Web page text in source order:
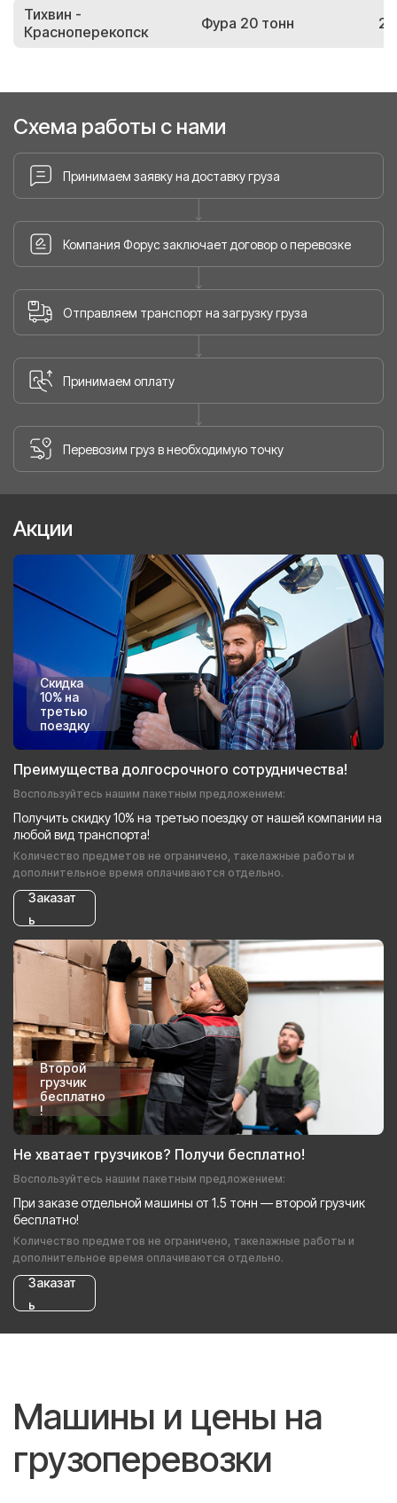
Тихвин -
Красноперекопск
Фура 20 тонн
Схема работы с нами
Принимаем заявку на доставку груза
Компания Форус заключает договор о перевозке
Отправляем транспорт на загрузку груза
Принимаем оплату
Перевозим груз в необходимую точку
Акции
Скидка
10% на
третью
поездку
Преимущества долгосрочного сотрудничества!
Воспользуйтесь нашим пакетным предложением:
Получить скидку 10% на третью поездку от нашей компании на
любой вид транспорта!
Количество предметов не ограничено, такелажные работы и
дополнительное время оплачиваются отдельно.
Заказат
ь
Второй
грузчик
бесплатно
!
Не хватает грузчиков? Получи бесплатно!
Воспользуйтесь нашим пакетным предложением:
При заказе отдельной машины от 1.5 тонн — второй грузчик
бесплатно!
Количество предметов не ограничено, такелажные работы и
дополнительное время оплачиваются отдельно.
Заказат
ь
Машины и цены на
грузоперевозки